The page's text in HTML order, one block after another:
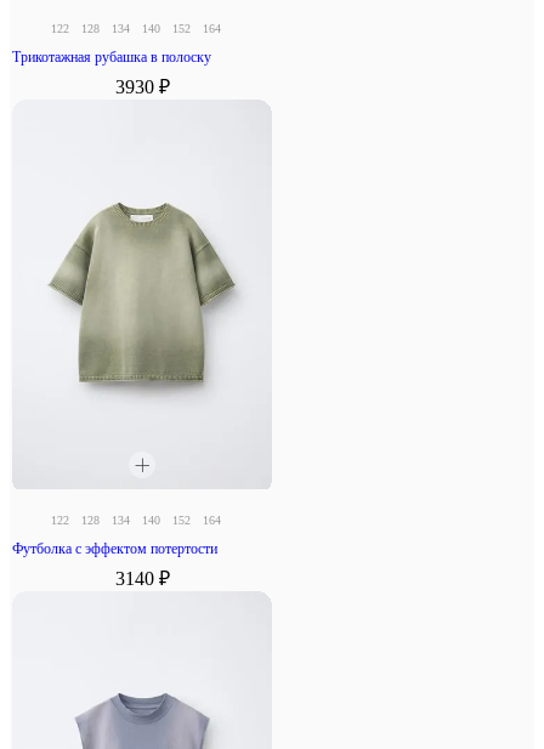
122 128 134 140 152 164
Трикотажная рубашка в полоску
3930 ₽
122 128 134 140 152 164
Футболка с эффектом потертости
3140 ₽